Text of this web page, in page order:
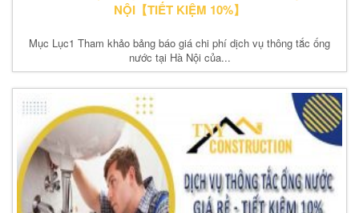
NỘI【TIẾT KIỆM 10%】
Mục Lục1 Tham khảo bảng báo giá chi phí dịch vụ thông tắc ống
nước tại Hà Nội của...